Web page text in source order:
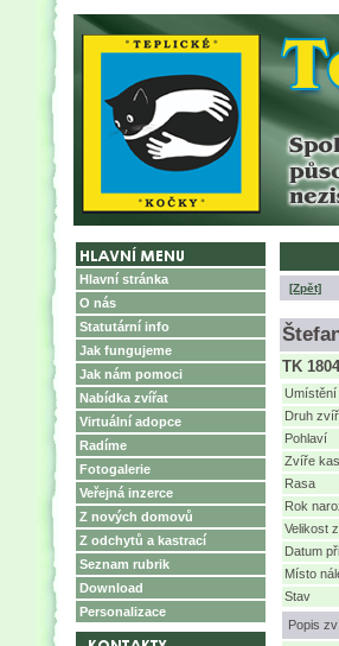
Hlavní stránka
O nás
Statutární info
Jak fungujeme
Jak nám pomoci
Nabídka zvířat
Virtuální adopce
Radíme
Fotogalerie
Veřejná inzerce
Z nových domovů
Z odchytů a kastrací
Seznam rubrik
Download
Personalizace
[Zpět]
TK
Umístění
Druh
Pohlaví
Zvíře
Rasa
Rok
Velikost
Datum
Místo
Stav
Popis